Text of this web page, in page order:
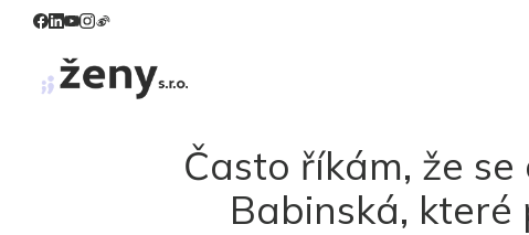
Často říkám, že
Babinská,